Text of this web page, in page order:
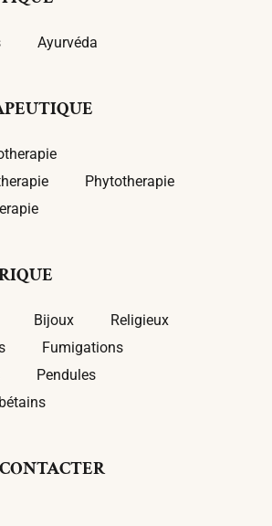
Ayurvéda
Phytotherapie
Bijoux
Religieux
Fumigations
Pendules